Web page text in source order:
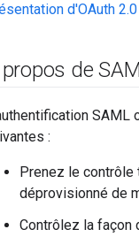
d'OAuth 2.0
de
SAML
:
Prenez le
déprovisionné de
Contrôlez la façon